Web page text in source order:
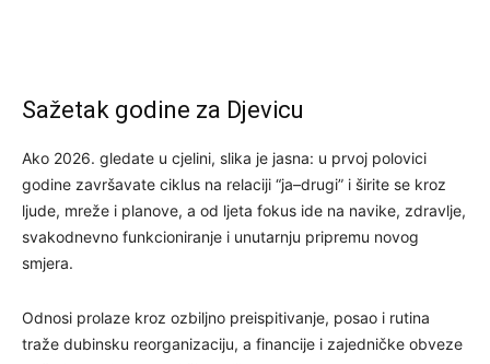
Sažetak godine za Djevicu
Ako 2026. gledate u cjelini, slika je jasna: u prvoj polovici
godine završavate ciklus na relaciji “ja–drugi” i širite se kroz
ljude, mreže i planove, a od ljeta fokus ide na navike, zdravlje,
svakodnevno funkcioniranje i unutarnju pripremu novog
smjera.
Odnosi prolaze kroz ozbiljno preispitivanje, posao i rutina
traže dubinsku reorganizaciju, a financije i zajedničke obveze